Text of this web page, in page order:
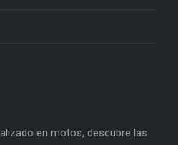
en motos, descubre las